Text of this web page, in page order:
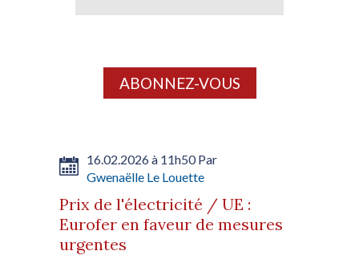
ABONNEZ-VOUS
16.02.2026 à 11h50 Par
Gwenaëlle Le Louette
Prix de l'électricité / UE :
Eurofer en faveur de mesures
urgentes